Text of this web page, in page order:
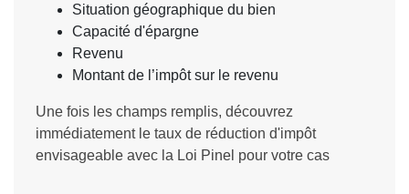
Situation géographique du bien
Capacité d'épargne
Revenu
Montant de l’impôt sur le revenu
Une fois les champs remplis, découvrez
immédiatement le taux de réduction d'impôt
envisageable avec la Loi Pinel pour votre cas